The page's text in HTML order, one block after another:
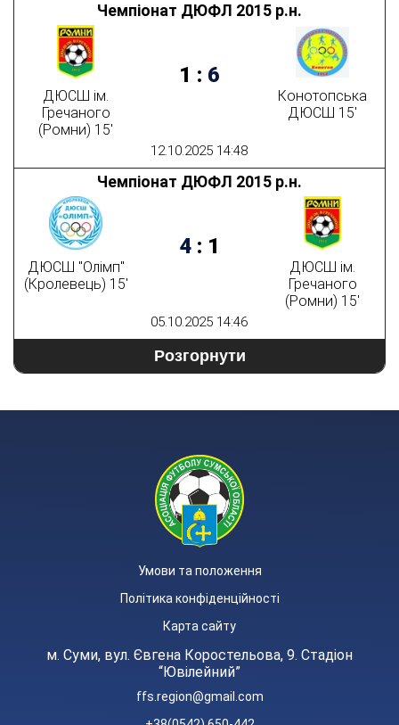
12.10.2025 14:48
Чемпіонат ДЮФЛ 2015 р.н.
ДЮСШ ім.
Гречаного
(Ромни) 15'
1 : 6
Конотопська
ДЮСШ 15'
05.10.2025 14:46
Чемпіонат ДЮФЛ 2015 р.н.
ДЮСШ "Олімп"
(Кролевець) 15'
4: 1
ДЮСШ ім.
Гречаного
(Ромни) 15'
Розгорнути
Умови та положення
Політика конфіденційності
Карта сайту
м. Суми, вул. Євгена Коростельова, 9. Стадіон
“Ювілейний”
ffs.region@gmail.com